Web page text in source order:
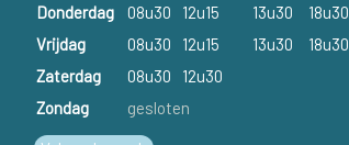
Donderdag
08u30 12u15 13u30
18u30
Vrijdag
08u30 12u15 13u30
18u30
Zaterdag
08u30
12u30
Zondag
gesloten